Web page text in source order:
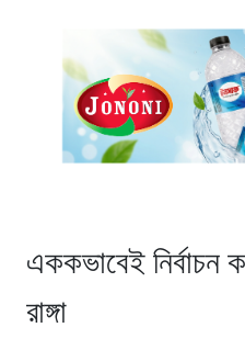
এককভাবেই নির্বাচন
রাঙ্গা